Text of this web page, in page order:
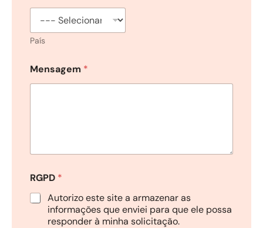
País
Mensagem *
RGPD *
Autorizo este site a armazenar as
informações que enviei para que ele possa
responder à minha solicitação.